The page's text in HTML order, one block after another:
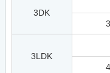
3DK
3
3LDK
4